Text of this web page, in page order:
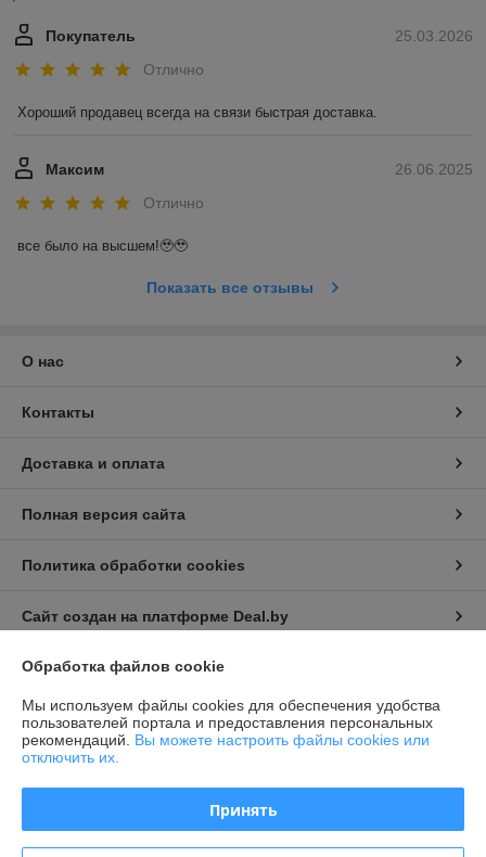
25.03.2026
Покупатель
Отлично
Хороший продавец всегда на связи быстрая доставка.
26.06.2025
Максим
Отлично
все было на высшем!🥹🥹
Показать все отзывы
О нас
Контакты
Доставка и оплата
Полная версия сайта
Политика обработки cookies
Сайт создан на платформе Deal.by
Индивидуальный предприниматель:Индивидуальный
предприниматель Семёнов Александр Борисович
г. Минск, ул. Козлова, д. 29а
Регистрационный номер ЕГР: 192194196
Обработка файлов cookie
Мы используем файлы cookies для обеспечения удобства
пользователей портала и предоставления персональных
рекомендаций. Вы можете настроить файлы cookies или
отключить их.
Принять